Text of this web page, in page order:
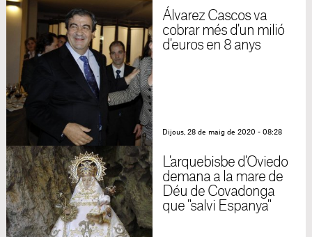
Álvarez Cascos va
cobrar més d'un milió
d'euros en 8 anys
Dijous, 28 de maig de 2020 - 08:28
L'arquebisbe d'Oviedo
demana a la mare de
Déu de Covadonga
que "salvi Espanya"